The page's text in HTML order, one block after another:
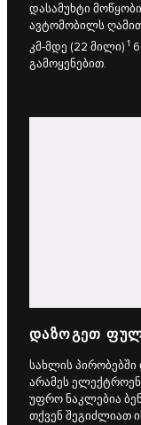
დასამუხტი
ავტომობილს
კმ-მდე (22 მილი) 1
გამოყენებით.
ᲓᲐᲖᲝᲒᲔᲗ
სახლის
არამეს
უფრო ნაკლებია
თქვენ შეგიძლიათ